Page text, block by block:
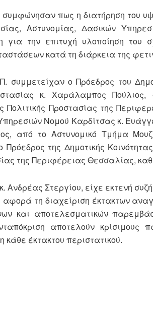
συμφώνησαν πως η διατήρηση του
Αστυνομίας, Δασικών
για την επιτυχή υλοποίηση του
κατά τη διάρκεια της
συμμετείχαν ο Πρόεδρος του
κ. Χαράλαμπος
Προστασίας της
Νομού Καρδίτσας κ.
από το Αστυνομικό Τμήμα
Πρόεδρος της Δημοτικής
της Περιφέρειας Θεσσαλίας,
Ανδρέας Στεργίου, είχε εκτενή
αφορά τη διαχείριση έκτακτων
και αποτελεσματικών
αποτελούν
έκτακτου περιστατικού.